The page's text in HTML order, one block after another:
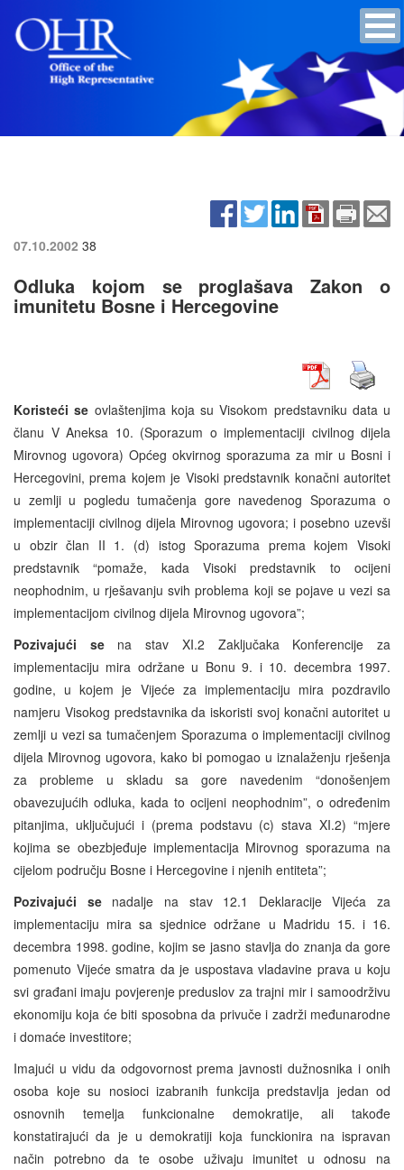
07.10.2002 38
Odluka kojom se proglašava Zakon o
imunitetu Bosne i Hercegovine
Koristeći se ovlaštenjima koja su Visokom predstavniku data u
članu V Aneksa 10. (Sporazum o implementaciji civilnog dijela
Mirovnog ugovora) Općeg okvirnog sporazuma za mir u Bosni i
Hercegovini, prema kojem je Visoki predstavnik konačni autoritet
u zemlji u pogledu tumačenja gore navedenog Sporazuma o
implementaciji civilnog dijela Mirovnog ugovora; i posebno uzevši
u obzir član II 1. (d) istog Sporazuma prema kojem Visoki
predstavnik “pomaže, kada Visoki predstavnik to ocijeni
neophodnim, u rješavanju svih problema koji se pojave u vezi sa
implementacijom civilnog dijela Mirovnog ugovora”;
Pozivajući sena stav XI.2 Zaključaka Konferencije za
implementaciju mira održane u Bonu 9. i 10. decembra 1997.
godine, u kojem je Vijeće za implementaciju mira pozdravilo
namjeru Visokog predstavnika da iskoristi svoj konačni autoritet u
zemlji u vezi sa tumačenjem Sporazuma o implementaciji civilnog
dijela Mirovnog ugovora, kako bi pomogao u iznalaženju rješenja
za probleme u skladu sa gore navedenim “donošenjem
obavezujućih odluka, kada to ocijeni neophodnim”, o određenim
pitanjima, uključujući i (prema podstavu (c) stava XI.2) “mjere
kojima se obezbjeđuje implementacija Mirovnog sporazuma na
cijelom području Bosne i Hercegovine i njenih entiteta”;
Pozivajući senadalje na stav 12.1 Deklaracije Vijeća za
implementaciju mira sa sjednice održane u Madridu 15. i 16.
decembra 1998. godine, kojim se jasno stavlja do znanja da gore
pomenuto Vijeće smatra da je uspostava vladavine prava u koju
svi građani imaju povjerenje preduslov za trajni mir i samoodrživu
ekonomiju koja će biti sposobna da privuče i zadrži međunarodne
i domaće investitore;
Imajući u vidu da odgovornost prema javnosti dužnosnika i onih
osoba koje su nosioci izabranih funkcija predstavlja jedan od
osnovnih temelja funkcionalne demokratije, ali takođe
konstatirajući da je u demokratiji koja funckionira na ispravan
način potrebno da te osobe uživaju imunitet u odnosu na